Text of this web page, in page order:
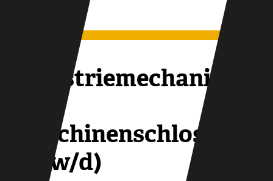
Skip to main content
Industriemechaniker
Maschinenschlosser
(m/w/d)